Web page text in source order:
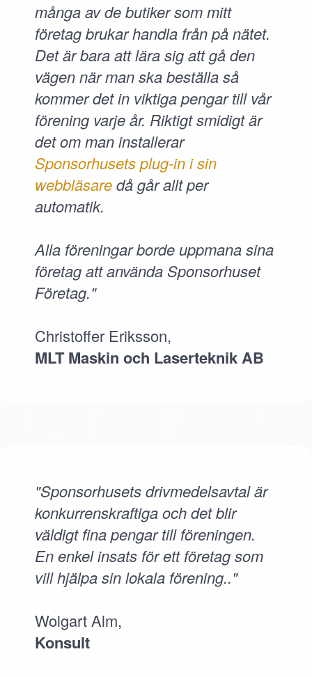
många av de butiker som mitt
företag brukar handla från på nätet.
Det är bara att lära sig att gå den
vägen när man ska beställa så
kommer det in viktiga pengar till vår
förening varje år. Riktigt smidigt är
det om man installerar
Sponsorhusets plug-in i sin
webbläsaredå går allt per
automatik.
Alla föreningar borde uppmana sina
företag att använda Sponsorhuset
Företag."
Christoffer Eriksson,
MLT Maskin och Laserteknik AB
"Sponsorhusets drivmedelsavtal är
konkurrenskraftiga och det blir
väldigt fina pengar till föreningen.
En enkel insats för ett företag som
vill hjälpa sin lokala förening.."
Wolgart Alm,
Konsult